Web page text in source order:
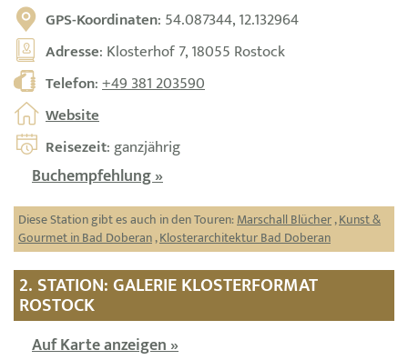
GPS-Koordinaten: 54.087344, 12.132964
Adresse: Klosterhof 7, 18055 Rostock
Telefon:+49 381 203590
Website
Reisezeit: ganzjährig
Buchempfehlung »
Diese Station gibt es auch in den Touren:Marschall Blücher,Kunst &
Gourmet in Bad Doberan,Klosterarchitektur Bad Doberan
2. STATION: GALERIE KLOSTERFORMAT
ROSTOCK
Auf Karte anzeigen »